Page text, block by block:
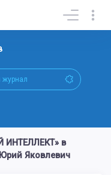
ИНТЕЛЛЕКТ» в
Яковлевич